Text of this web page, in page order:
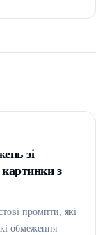
зі
з
промпти, які
обмеження